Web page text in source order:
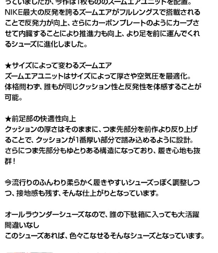
■2026年モデル
※ブランドやシリーズによっては甲高や幅等小さめに作られている
ことがあります。あくまで目安としてご判断ください。
■メーカー型番：IB1881100